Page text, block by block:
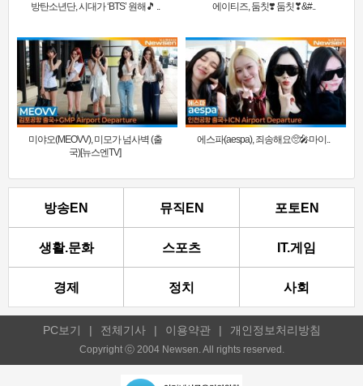
방탄소년단, 시대가 ‘BTS’ 원해🎵 .. 에이티즈, 둠칫❣️ 둠칫❣&#..
미야오(MEOVV), 미모가 넘사벽 (출
국)[뉴스엔TV]
에스파(aespa), 죄송해요🥺🎤마이..
방송EN 뮤직EN 포토EN
생활.문화 스포츠 IT.게임
경제 정치 사회
PC보기 | 전체기사 | 이용약관 | 개인정보처리방침
Copyright ⓒ 2004 Newsen. All rights reserved.